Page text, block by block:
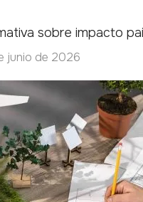
sobre impacto
junio de 2026